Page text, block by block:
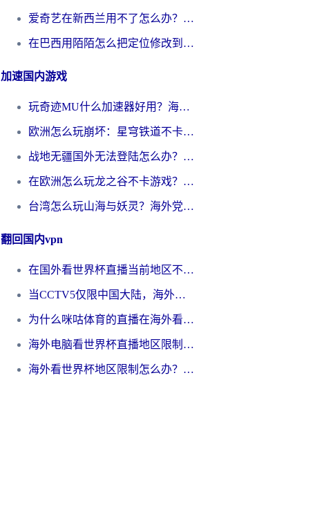
爱奇艺在新西兰用不了怎么办？海外党亲测有效的回国加速方案
在巴西用陌陌怎么把定位修改到中国国内？海外党必看的回国加速全攻略
加速国内游戏
玩奇迹MU什么加速器好用？海外党亲测：这款加速器让你告别延迟卡顿！
欧洲怎么玩崩坏：星穹铁道不卡？2026海外玩家国服游戏加速器终极攻略
战地无疆国外无法登陆怎么办？海外玩家国服畅玩终极指南（附欧服魔兽EVE加速方案）
在欧洲怎么玩龙之谷不卡游戏？2026海外党国服游戏加速全攻略
台湾怎么玩山海与妖灵？海外党国服游戏加速全攻略，告别延迟卡顿
翻回国内vpn
在国外看世界杯直播当前地区不可播放？海外党必看的回国加速全攻略
当CCTV5仅限中国大陆，海外球迷的世界杯狂欢如何继续？
为什么咪咕体育的直播在海外看不了？3步解决海外看世界杯+抖音地区限制难题
海外电脑看世界杯直播地区限制怎么办？你需要一个聪明的加速器
海外看世界杯地区限制怎么办？一篇搞定咪咕视频播放+国内资源无缝访问指南